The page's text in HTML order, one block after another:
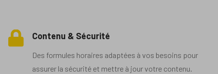
Contenu & Sécurité
Des formules horaires adaptées à vos besoins pour
assurer la sécurité et mettre à jour votre contenu.